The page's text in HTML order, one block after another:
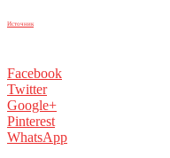
Источник
Facebook
Twitter
Google+
Pinterest
WhatsApp